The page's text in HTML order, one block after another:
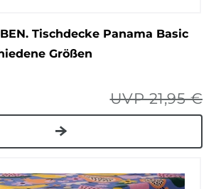
Tischdecke Panama Basic
Größen
UVP 21,95 €